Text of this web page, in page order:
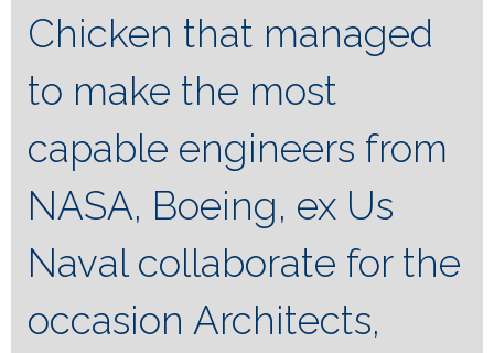
Chicken that managed
to make the most
capable engineers from
NASA, Boeing, ex Us
Naval collaborate for the
occasion Architects,